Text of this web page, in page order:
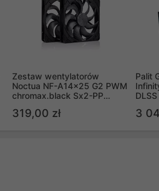
Zestaw wentylatorów
Noctua NF-A14x25 G2 PWM
chromax.black Sx2-PP
(2szt)
319,00 zł
Palit
3